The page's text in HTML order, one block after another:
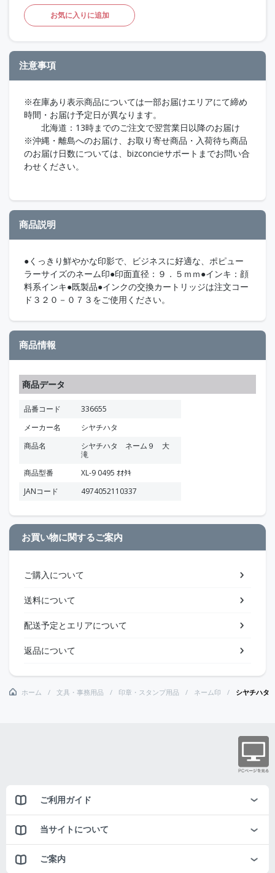
お気に入りに追加
注意事項
※在庫あり表示商品については一部お届けエリアにて締め
時間・お届け予定日が異なります。
北海道：13時までのご注文で翌営業日以降のお届け
※沖縄・離島へのお届け、お取り寄せ商品・入荷待ち商品
のお届け日数については、bizconcieサポートまでお問い合
わせください。
商品説明
●くっきり鮮やかな印影で、ビジネスに好適な、ポピュー
ラーサイズのネーム印●印面直径：９．５ｍｍ●インキ：顔
料系インキ●既製品●インクの交換カートリッジは注文コー
ド３２０－０７３をご使用ください。
商品情報
商品データ
品番コード
336655
メーカー名
シヤチハタ
商品名
シヤチハタ ネーム９ 大
滝
商品型番
XL-9 0495 ｵｵﾀｷ
JANコード
4974052110337
お買い物に関するご案内
ご購入について
送料について
配送予定とエリアについて
返品について
ホーム 文具・事務用品 印章・スタンプ用品 ネーム印 シヤチハ
ご利用ガイド
当サイトについて
ご案内